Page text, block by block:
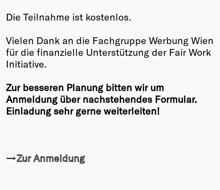
Die Teilnahme ist kostenlos.
Vielen Dank an die Fachgruppe Werbung Wien
für die finanzielle Unterstützung der Fair Work
Initiative.
Zur besseren Planung bitten wir um
Anmeldung über nachstehendes Formular.
Einladung sehr gerne weiterleiten!
→Zur Anmeldung